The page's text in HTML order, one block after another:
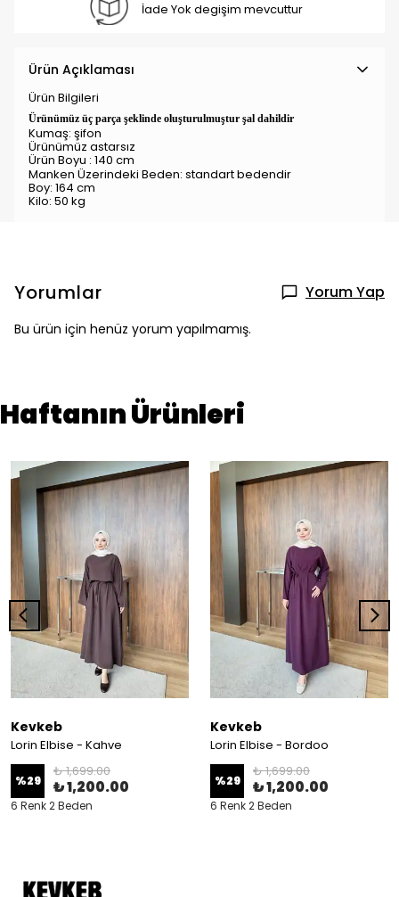
İade Yok degişim mevcuttur
Ürün Açıklaması
Ürün Bilgileri
Ürünümüz üç parça şeklinde oluşturulmuştur şal dahildir
Kumaş: şifon
Ürünümüz astarsız
Ürün Boyu : 140 cm
Manken Üzerindeki Beden: standartbedendir
Boy: 164 cm
Kilo: 50 kg
Yorumlar Yorum Yap
Bu ürün için henüz yorum yapılmamış.
Haftanın Ürünleri
Kevkeb
Lorin Elbise - Kahve
%29
₺ 1,699.00
₺ 1,200.00
6 Renk 2 Beden
Kevkeb
Lorin Elbise - Bordoo
%29
₺ 1,699.00
₺ 1,200.00
6 Renk 2 Beden